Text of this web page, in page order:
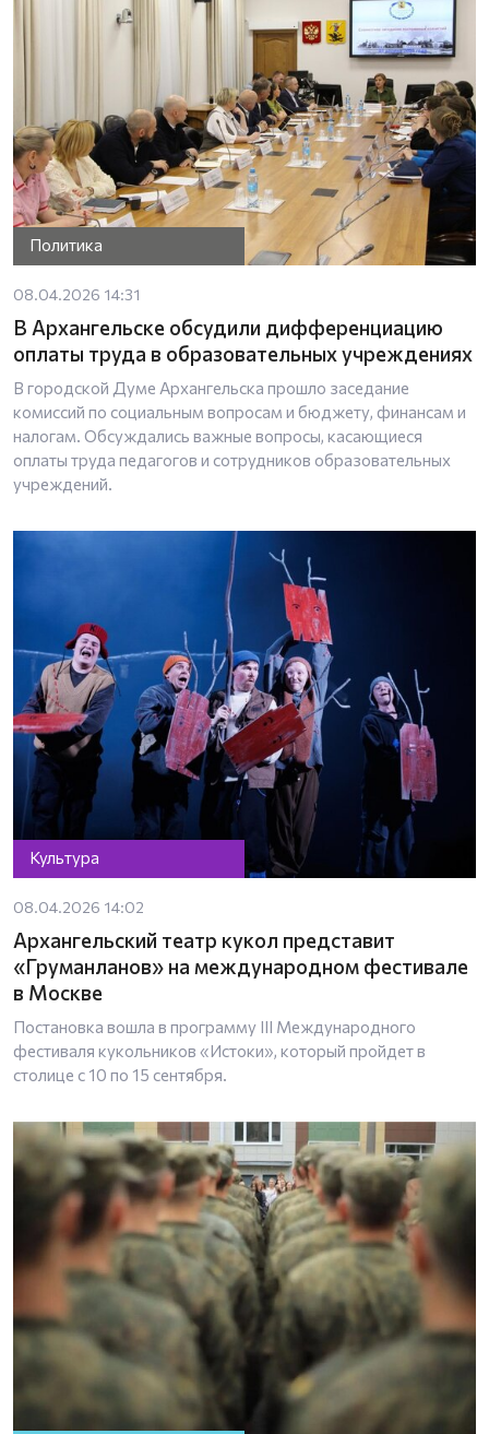
Политика
08.04.2026 14:31
В Архангельске обсудили дифференциацию
оплаты труда в образовательных учреждениях
В городской Думе Архангельска прошло заседание
комиссий по социальным вопросам и бюджету, финансам и
налогам. Обсуждались важные вопросы, касающиеся
оплаты труда педагогов и сотрудников образовательных
учреждений.
Культура
08.04.2026 14:02
Архангельский театр кукол представит
«Груманланов» на международном фестивале
в Москве
Постановка вошла в программу III Международного
фестиваля кукольников «Истоки», который пройдет в
столице с 10 по 15 сентября.